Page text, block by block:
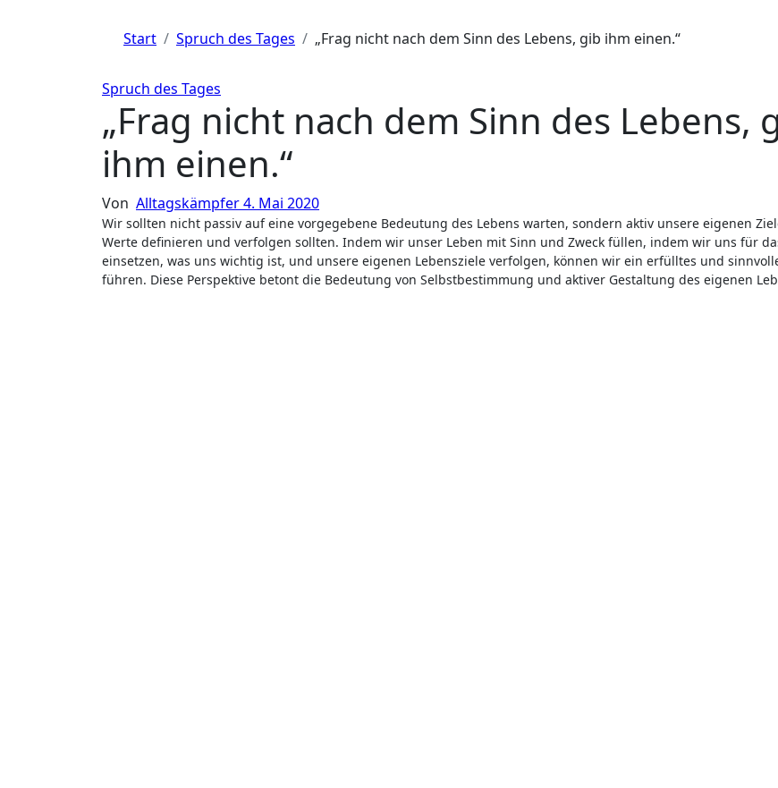
Start Spruch des Tages „Frag nicht nach dem Sinn des Lebens, gib ihm einen.“
Spruch des Tages
„Frag nicht nach dem Sinn des Lebens,
ihm einen.“
Von Alltagskämpfer4. Mai 2020
Wir sollten nicht passiv auf eine vorgegebene Bedeutung des Lebens warten, sondern aktiv unsere eigenen Ziele und
Werte definieren und verfolgen sollten. Indem wir unser Leben mit Sinn und Zweck füllen, indem wir uns für
einsetzen, was uns wichtig ist, und unsere eigenen Lebensziele verfolgen, können wir ein erfülltes und
führen. Diese Perspektive betont die Bedeutung von Selbstbestimmung und aktiver Gestaltung des eigenen